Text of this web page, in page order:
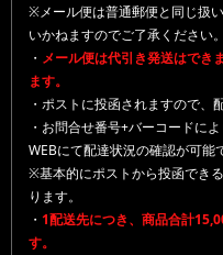
※メール便は普通郵便と同じ扱
いかねますのでご了承ください。
・ メール便は代引き発送はでき
ます。
・ポストに投函されますので、
・お問合せ番号+バーコードに
WEBにて配達状況の確認が可能
※基本的にポストから投函でき
ります。
・ 1配送先につき、商品合計
す。